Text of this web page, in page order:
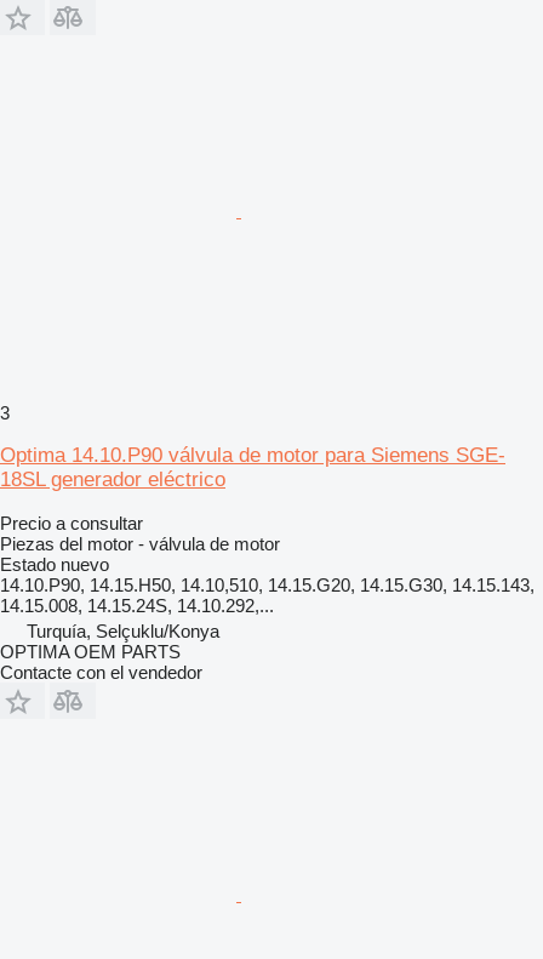
3
Optima 14.10.P90 válvula de motor para Siemens SGE-
18SL generador eléctrico
Precio a consultar
Piezas del motor - válvula de motor
Estado nuevo
14.10.P90, 14.15.H50, 14.10,510, 14.15.G20, 14.15.G30, 14.15.143,
14.15.008, 14.15.24S, 14.10.292,...
Turquía, Selçuklu/Konya
OPTIMA OEM PARTS
Contacte con el vendedor